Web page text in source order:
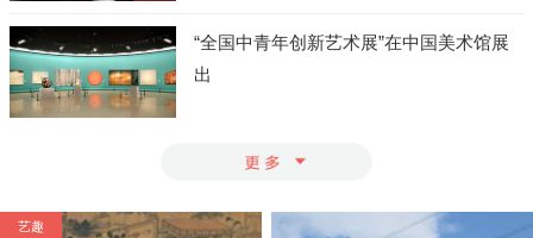
“全国中青年创新艺术展”在中国美术馆展
出
艺趣